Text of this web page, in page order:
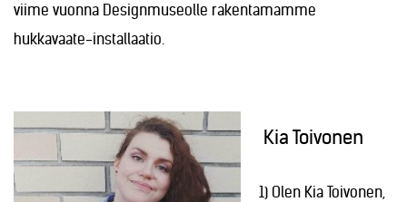
viime vuonna Designmuseolle rakentamamme
hukkavaate-installaatio.
Kia Toivonen
1) Olen Kia Toivonen,